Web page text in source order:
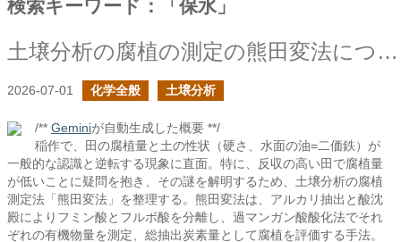
検索キーワード：「保水」
土壌分析の腐植の測定の熊田変法について
2026-07-01 化学全般 土壌分析
/** Geminiが自動生成した概要 **/
稲作で、田の腐植量と土の性状（硬さ、水面の油=二価鉄）が
一般的な認識と逆転する現象に直面。特に、反収の高い田で腐植量
が低いことに疑問を抱き、その謎を解明するため、土壌分析の腐植
測定法「熊田変法」を整理する。熊田変法は、アルカリ抽出と酸沈
殿によりフミン酸とフルボ酸を分離し、過マンガン酸酸化法でそれ
ぞれの有機物量を測定、総抽出炭素量として腐植を評価する手法。